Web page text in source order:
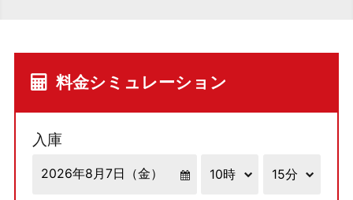
料金シミュレーション
入庫